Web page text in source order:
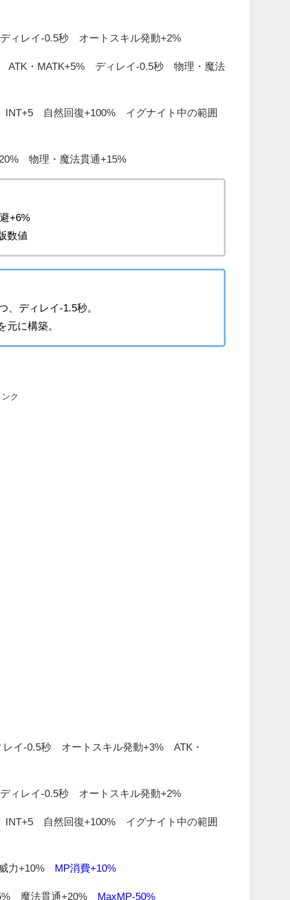
ィレイ-0.5秒 オートスキル発動+2%
ATK・MATK+5% ディレイ-0.5秒 物理・魔法
自然回復+100% イグナイト中の範囲
物理・魔法貫通+15%
+6%
数値
、ディレイ-1.5秒。
元に構築。
ク
イ-0.5秒 オートスキル発動+3% ATK・
ィレイ-0.5秒 オートスキル発動+2%
自然回復+100% イグナイト中の範囲
力+10% MP消費+10%
魔法貫通+20% MaxMP-50%